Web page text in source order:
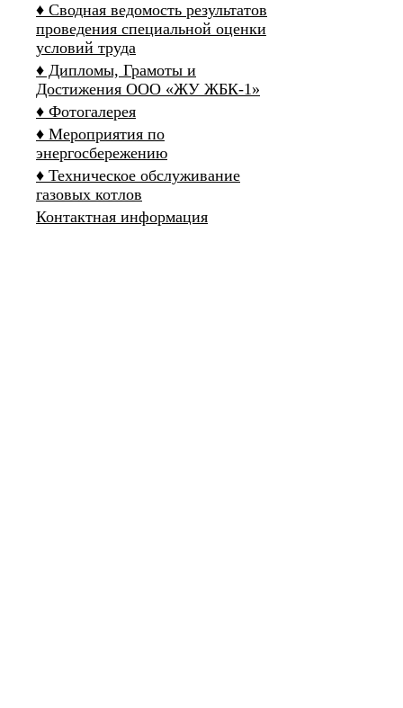
♦ Сводная ведомость результатов
проведения специальной оценки
условий труда
♦ Дипломы, Грамоты и
Достижения ООО «ЖУ ЖБК-1»
♦ Фотогалерея
♦ Мероприятия по
энергосбережению
♦ Техническое обслуживание
газовых котлов
Контактная информация